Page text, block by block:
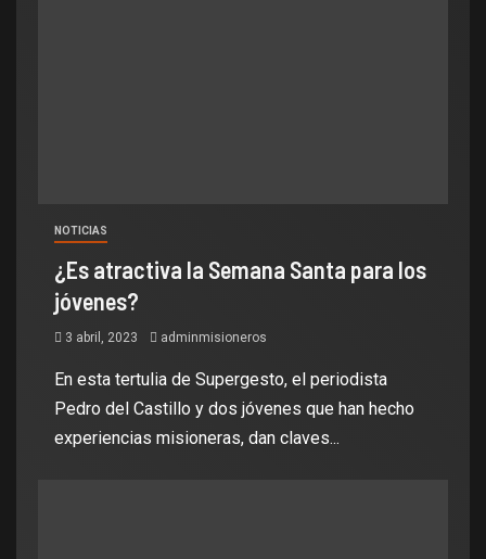
NOTICIAS
¿Es atractiva la Semana Santa para los
jóvenes?
3 abril, 2023 adminmisioneros
En esta tertulia de Supergesto, el periodista
Pedro del Castillo y dos jóvenes que han hecho
experiencias misioneras, dan claves...